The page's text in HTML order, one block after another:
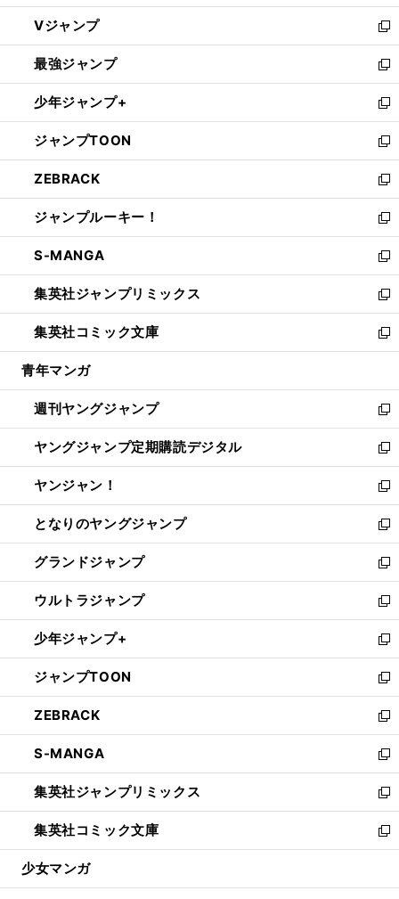
ウ
ィ
ン
ド
ウ
で
開
く
し
い
ウ
ィ
ン
ド
ウ
で
開
く
Vジャンプ
新
し
い
ウ
ィ
ン
ド
ウ
で
開
く
最強ジャンプ
新
し
い
ウ
ィ
ン
ド
ウ
で
開
く
少年ジャンプ+
新
し
い
ウ
ィ
ン
ド
ウ
で
開
く
ジャンプTOON
新
し
い
ウ
ィ
ン
ド
ウ
で
開
く
ZEBRACK
新
し
い
ウ
ィ
ン
ド
ウ
で
開
ジャンプルーキー！
新
し
い
ウ
ィ
ン
ド
ウ
開
く
S-MANGA
新
し
い
ウ
ィ
ン
ウ
で
開
く
集英社ジャンプリミックス
新
し
い
ウ
ン
ド
ウ
で
開
く
集英社コミック文庫
新
し
ウ
ィ
ン
ド
ウ
で
開
く
青年マンガ
週刊ヤングジャンプ
新
し
い
ウ
ィ
ン
ド
ウ
で
開
く
ヤングジャンプ定期購読デジタル
新
し
い
ウ
ィ
ン
ド
ウ
で
開
く
ヤンジャン！
新
し
い
ウ
ィ
ン
ド
ウ
で
開
く
となりのヤングジャンプ
新
し
い
ウ
ィ
ン
ド
ウ
で
開
く
グランドジャンプ
新
し
い
ウ
ィ
ン
ド
ウ
で
開
く
ウルトラジャンプ
新
し
い
ウ
ィ
ン
ド
ウ
で
開
く
少年ジャンプ+
新
し
い
ウ
ィ
ン
ド
ウ
で
開
く
ジャンプTOON
新
し
い
ウ
ィ
ン
ド
ウ
で
開
ZEBRACK
新
し
い
ウ
ィ
ン
ド
ウ
開
S-MANGA
新
し
い
ウ
ィ
ン
ウ
集英社ジャンプリミックス
新
し
い
ウ
ン
集英社コミック文庫
新
し
ウ
少女マンガ